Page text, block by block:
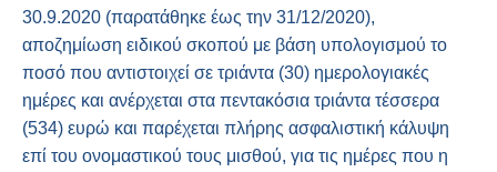
30.9.2020 (παρατάθηκε έως την 31/12/2020),
αποζημίωση ειδικού σκοπού με βάση υπολογισμού το
ποσό που αντιστοιχεί σε τριάντα (30) ημερολογιακές
ημέρες και ανέρχεται στα πεντακόσια τριάντα τέσσερα
(534) ευρώ και παρέχεται πλήρης ασφαλιστική κάλυψη
επί του ονομαστικού τους μισθού, για τις ημέρες που η